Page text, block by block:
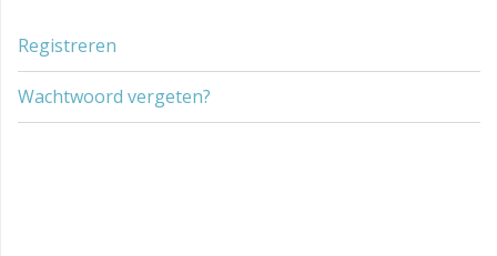
Registreren
Wachtwoord vergeten?